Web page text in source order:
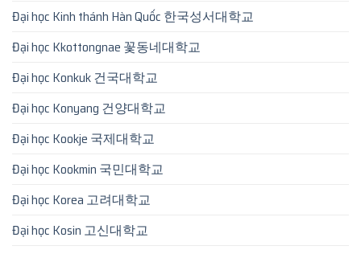
Đại học Kinh thánh Hàn Quốc 한국성서대학교
Đại học Kkottongnae 꽃동네대학교
Đại học Konkuk 건국대학교
Đại học Konyang 건양대학교
Đại học Kookje 국제대학교
Đại học Kookmin 국민대학교
Đại học Korea 고려대학교
Đại học Kosin 고신대학교